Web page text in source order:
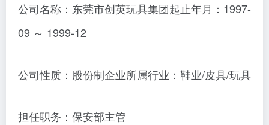
公司名称：东莞市创英玩具集团起止年月：1997-
09 ～ 1999-12
公司性质：股份制企业所属行业：鞋业/皮具/玩具
担任职务：保安部主管